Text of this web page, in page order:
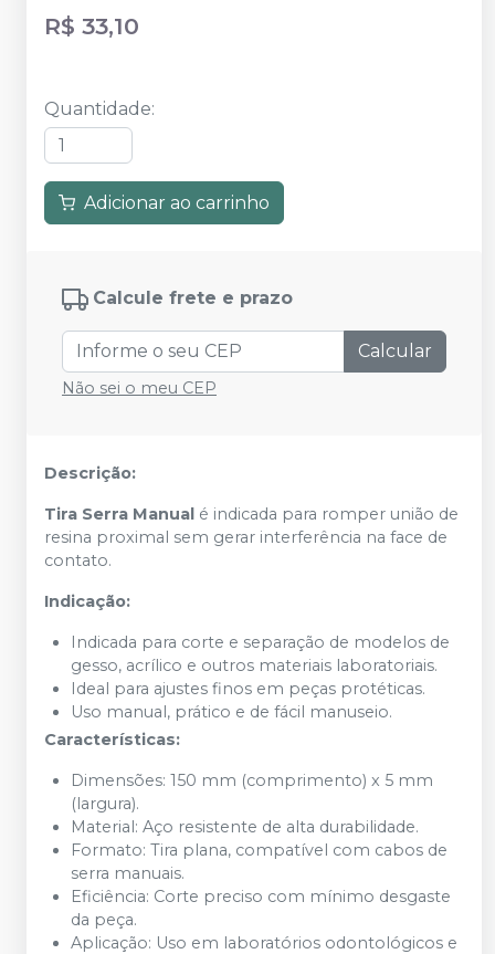
R$ 33,10
Quantidade:
Adicionar ao carrinho
Calcule frete e prazo
Calcular
Não sei o meu CEP
Descrição:
Tira Serra Manual é indicada para romper união de
resina proximal sem gerar interferência na face de
contato.
Indicação:
Indicada para corte e separação de modelos de
gesso, acrílico e outros materiais laboratoriais.
Ideal para ajustes finos em peças protéticas.
Uso manual, prático e de fácil manuseio.
Características:
Dimensões: 150 mm (comprimento) x 5 mm
(largura).
Material: Aço resistente de alta durabilidade.
Formato: Tira plana, compatível com cabos de
serra manuais.
Eficiência: Corte preciso com mínimo desgaste
da peça.
Aplicação: Uso em laboratórios odontológicos e